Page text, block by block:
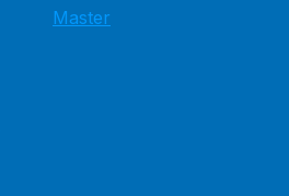
Master